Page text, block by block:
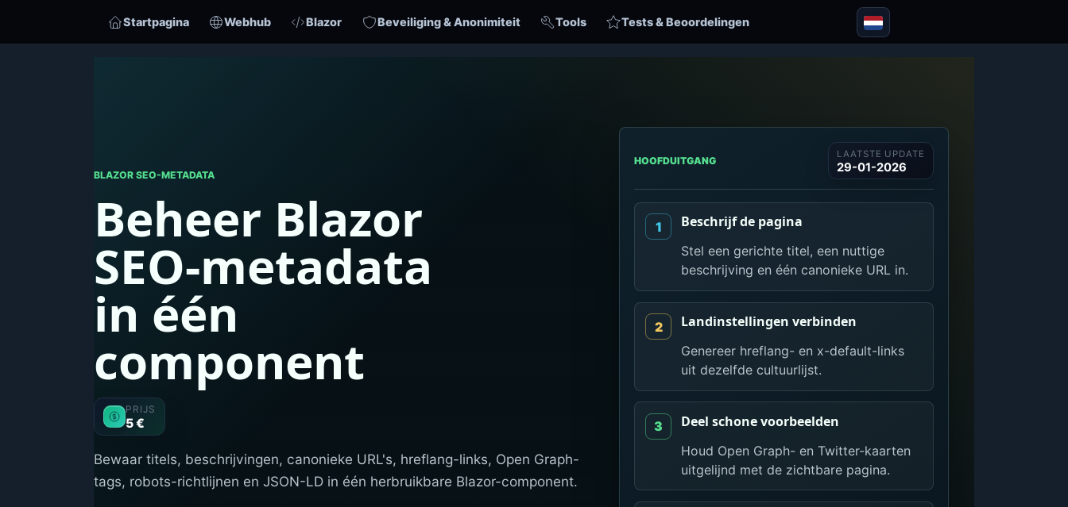
Startpagina Webhub Blazor Beveiliging & Anonimiteit Tools Tests & Beoordelingen
BLAZOR SEO-METADATA
Beheer Blazor
SEO-metadata
in één
component
PRIJS
5 €
Bewaar titels, beschrijvingen, canonieke URL's, hreflang-links, Open Graph-
tags, robots-richtlijnen en JSON-LD in één herbruikbare Blazor-component.
HOOFDUITGANG
LAATSTE UPDATE
29-01-2026
Beschrijf de pagina
Stel een gerichte titel, een nuttige
beschrijving en één canonieke URL in.
Landinstellingen verbinden
Genereer hreflang- en x-default-links
uit dezelfde cultuurlijst.
Deel schone voorbeelden
Houd Open Graph- en Twitter-kaarten
uitgelijnd met de zichtbare pagina.